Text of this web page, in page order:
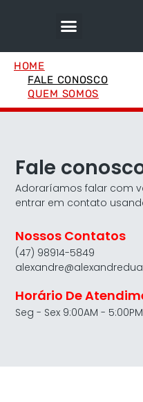
HOME
FALE CONOSCO
QUEM SOMOS
Fale
Adoraríamos falar com
entrar em contato
Nossos Contatos
(47) 98914-5849
Horário De
Seg - Sex 9:00AM - 5:00PM